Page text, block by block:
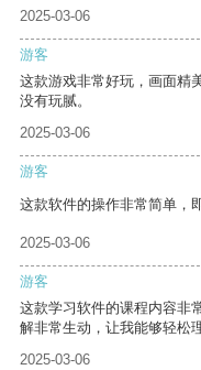
2025-03-06
游客
这款游戏非常好玩，画面精
没有玩腻。
2025-03-06
游客
这款软件的操作非常简单，
2025-03-06
游客
这款学习软件的课程内容非
解非常生动，让我能够轻松
2025-03-06